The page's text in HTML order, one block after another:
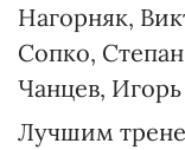
Нагорняк,
Сопко,
Чанцев,
Лучшим